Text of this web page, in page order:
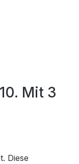
Mit 3
Diese